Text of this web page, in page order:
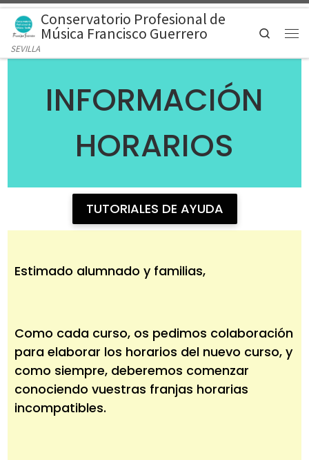
Saltar al contenido
Conservatorio Profesional de
Música Francisco Guerrero
SEVILLA
Search
INFORMACIÓN
HORARIOS
TUTORIALES DE AYUDA
Estimado alumnado y familias,
Como cada curso, os pedimos colaboración
para elaborar los horarios del nuevo curso, y
como siempre, deberemos comenzar
conociendo vuestras franjas horarias
incompatibles.